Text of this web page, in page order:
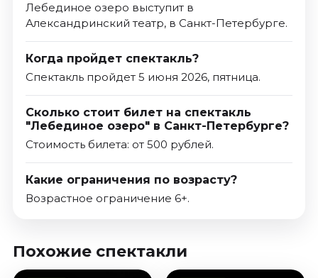
Лебединое озеро выступит в
Александринский театр, в Санкт-Петербурге.
Когда пройдет спектакль?
Спектакль пройдет 5 июня 2026, пятница.
Сколько стоит билет на спектакль
"Лебединое озеро" в Санкт-Петербурге?
Стоимость билета: от 500 рублей.
Какие ограничения по возрасту?
Возрастное ограничение 6+.
Похожие спектакли